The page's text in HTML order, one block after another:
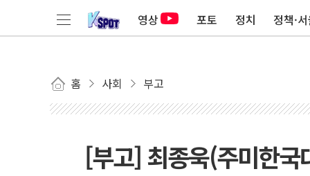
영상 포토 정치 정책·
홈 사회 부고
[부고] 최종욱(주미한